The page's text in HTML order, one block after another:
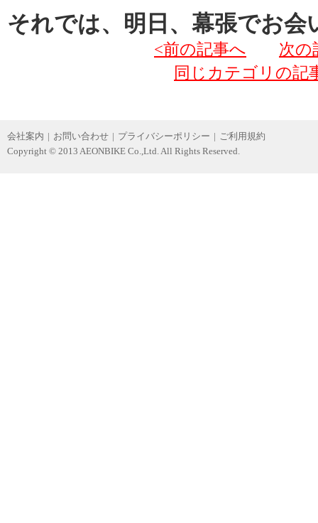
それでは、明日、幕張でお会
<前の記事へ
次の
同じカテゴリの記
会社案内 | お問い合わせ | プライバシーポリシー | ご利用規約
Copyright © 2013 AEONBIKE Co.,Ltd. All Rights Reserved.